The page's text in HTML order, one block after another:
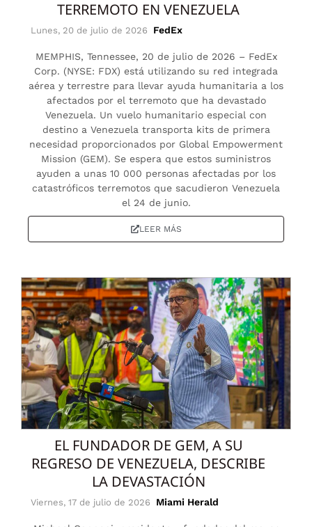
TERREMOTO EN VENEZUELA
Lunes, 20 de julio de 2026 FedEx
MEMPHIS, Tennessee, 20 de julio de 2026 – FedEx
Corp. (NYSE: FDX) está utilizando su red integrada
aérea y terrestre para llevar ayuda humanitaria a los
afectados por el terremoto que ha devastado
Venezuela. Un vuelo humanitario especial con
destino a Venezuela transporta kits de primera
necesidad proporcionados por Global Empowerment
Mission (GEM). Se espera que estos suministros
ayuden a unas 10 000 personas afectadas por los
catastróficos terremotos que sacudieron Venezuela
el 24 de junio.
LEER MÁS
EL FUNDADOR DE GEM, A SU
REGRESO DE VENEZUELA, DESCRIBE
LA DEVASTACIÓN
Viernes, 17 de julio de 2026 Miami Herald